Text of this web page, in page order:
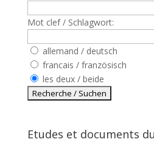
Mot clef / Schlagwort:
allemand / deutsch
francais / französisch
les deux / beide
Etudes et documents du